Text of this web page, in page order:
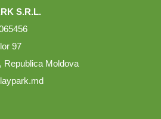
S.R.L.
97
Republica Moldova